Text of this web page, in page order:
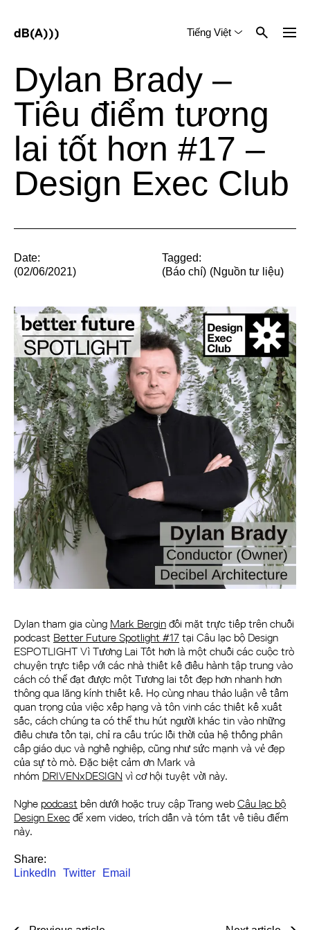
Tiếng Việt
Dylan Brady –
Tiêu điểm tương
lai tốt hơn #17 –
Design Exec Club
Dylan tham gia cùng Mark Bergin đối mặt trực tiếp trên chuỗi
podcast Better Future Spotlight #17 tại Câu lạc bộ Design
ESPOTLIGHT Vì Tương Lai Tốt hơn là một chuỗi các cuộc trò
chuyện trực tiếp với các nhà thiết kế điều hành tập trung vào
cách có thể đạt được một Tương lai tốt đẹp hơn nhanh hơn
thông qua lăng kính thiết kế. Họ cùng nhau thảo luận về tầm
quan trọng của việc xếp hạng và tôn vinh các thiết kế xuất
sắc, cách chúng ta có thể thu hút người khác tin vào những
điều chưa tồn tại, chỉ ra cấu trúc lỗi thời của hệ thống phân
cấp giáo dục và nghề nghiệp, cũng như sức mạnh và vẻ đẹp
của sự tò mò. Đặc biệt cảm ơn Mark và
nhóm DRIVENxDESIGN vì cơ hội tuyệt vời này.
Nghe podcast bên dưới hoặc truy cập Trang web Câu lạc bộ
Design Exec để xem video, trích dẫn và tóm tắt về tiêu điểm
này.
Share:
LinkedIn
Twitter Email
Date:
(02/06/2021)
Tagged:
(Báo chí) (Nguồn tư liệu)